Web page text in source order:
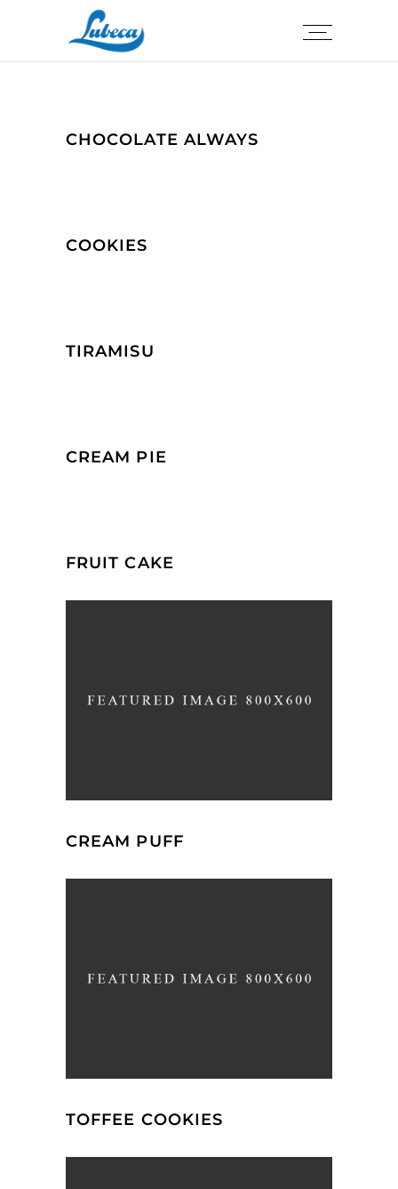
CHOCOLATE ALWAYS
COOKIES
TIRAMISU
CREAM PIE
FRUIT CAKE
CREAM PUFF
TOFFEE COOKIES